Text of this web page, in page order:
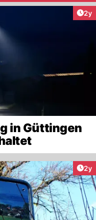
2y
in Güttingen
2y